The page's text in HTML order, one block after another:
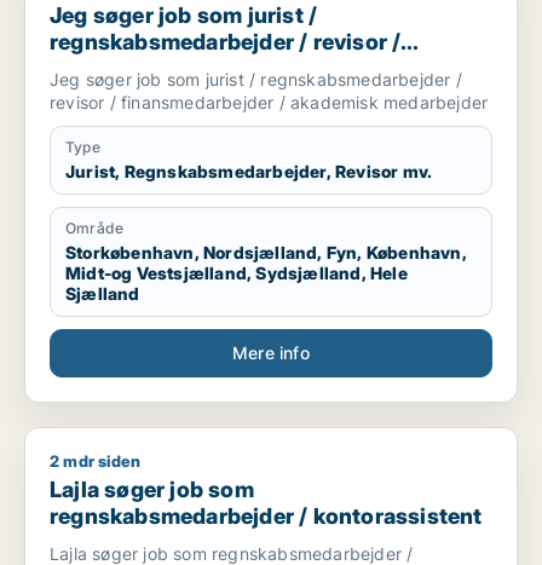
Jeg søger job som jurist /
regnskabsmedarbejder / revisor /
finansmedarbejder / akademisk
medarbejder
Jeg søger job som jurist / regnskabsmedarbejder /
revisor / finansmedarbejder / akademisk medarbejder
Type
Jurist, Regnskabsmedarbejder, Revisor mv.
Område
Storkøbenhavn, Nordsjælland, Fyn, København,
Midt-og Vestsjælland, Sydsjælland, Hele
Sjælland
Mere info
Lajla søger job som regnskabsmedarbejder / kontorassistent
2 mdr siden
Lajla søger job som
regnskabsmedarbejder / kontorassistent
Lajla søger job som regnskabsmedarbejder /